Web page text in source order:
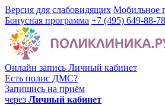
Версия для слабовидящих Мобильное
Бонусная программа +7 (495) 649-88-78
Онлайн запись Личный кабинет
Есть полис ДМС?
Запишись на приём
через Личный кабинет